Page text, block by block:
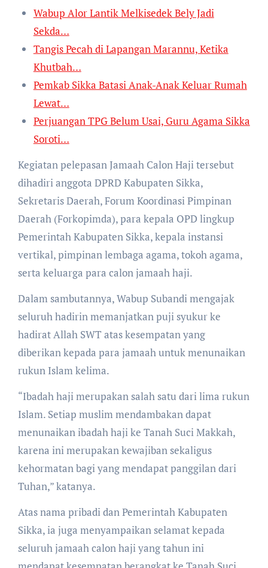
Wabup Alor Lantik Melkisedek Bely Jadi
Sekda…
Tangis Pecah di Lapangan Marannu, Ketika
Khutbah…
Pemkab Sikka Batasi Anak-Anak Keluar Rumah
Lewat…
Perjuangan TPG Belum Usai, Guru Agama Sikka
Soroti…
Kegiatan pelepasan Jamaah Calon Haji tersebut
dihadiri anggota DPRD Kabupaten Sikka,
Sekretaris Daerah, Forum Koordinasi Pimpinan
Daerah (Forkopimda), para kepala OPD lingkup
Pemerintah Kabupaten Sikka, kepala instansi
vertikal, pimpinan lembaga agama, tokoh agama,
serta keluarga para calon jamaah haji.
Dalam sambutannya, Wabup Subandi mengajak
seluruh hadirin memanjatkan puji syukur ke
hadirat Allah SWT atas kesempatan yang
diberikan kepada para jamaah untuk menunaikan
rukun Islam kelima.
“Ibadah haji merupakan salah satu dari lima rukun
Islam. Setiap muslim mendambakan dapat
menunaikan ibadah haji ke Tanah Suci Makkah,
karena ini merupakan kewajiban sekaligus
kehormatan bagi yang mendapat panggilan dari
Tuhan,” katanya.
Atas nama pribadi dan Pemerintah Kabupaten
Sikka, ia juga menyampaikan selamat kepada
seluruh jamaah calon haji yang tahun ini